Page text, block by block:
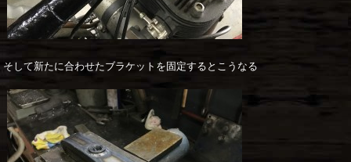
そして新たに合わせたブラケットを固定するとこうなる